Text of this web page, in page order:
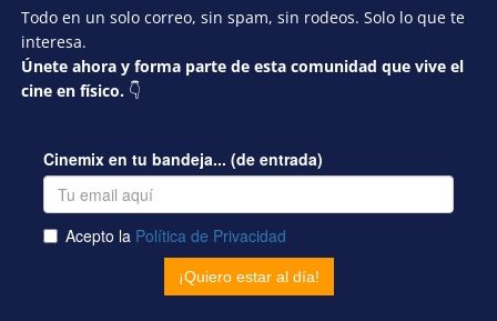
Todo en un solo correo, sin spam, sin rodeos. Solo lo que te
interesa.
Únete ahora y forma parte de esta comunidad que vive el
cine en físico. 👇